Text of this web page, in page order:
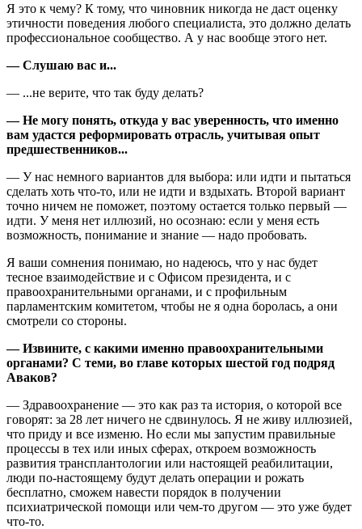
Я это к чему? К тому, что чиновник никогда не даст оценку
этичности поведения любого специалиста, это должно делать
профессиональное сообщество. А у нас вообще этого нет.
— Слушаю вас и...
— ...не верите, что так буду делать?
— Не могу понять, откуда у вас уверенность, что именно
вам удастся реформировать отрасль, учитывая опыт
предшественников...
— У нас немного вариантов для выбора: или идти и пытаться
сделать хоть что-то, или не идти и вздыхать. Второй вариант
точно ничем не поможет, поэтому остается только первый —
идти. У меня нет иллюзий, но осознаю: если у меня есть
возможность, понимание и знание — надо пробовать.
Я ваши сомнения понимаю, но надеюсь, что у нас будет
тесное взаимодействие и с Офисом президента, и с
правоохранительными органами, и с профильным
парламентским комитетом, чтобы не я одна боролась, а они
смотрели со стороны.
— Извините, с какими именно правоохранительными
органами? С теми, во главе которых шестой год подряд
Аваков?
— Здравоохранение — это как раз та история, о которой все
говорят: за 28 лет ничего не сдвинулось. Я не живу иллюзией,
что приду и все изменю. Но если мы запустим правильные
процессы в тех или иных сферах, откроем возможность
развития трансплантологии или настоящей реабилитации,
люди по-настоящему будут делать операции и рожать
бесплатно, сможем навести порядок в получении
психиатрической помощи или чем-то другом — это уже будет
что-то.